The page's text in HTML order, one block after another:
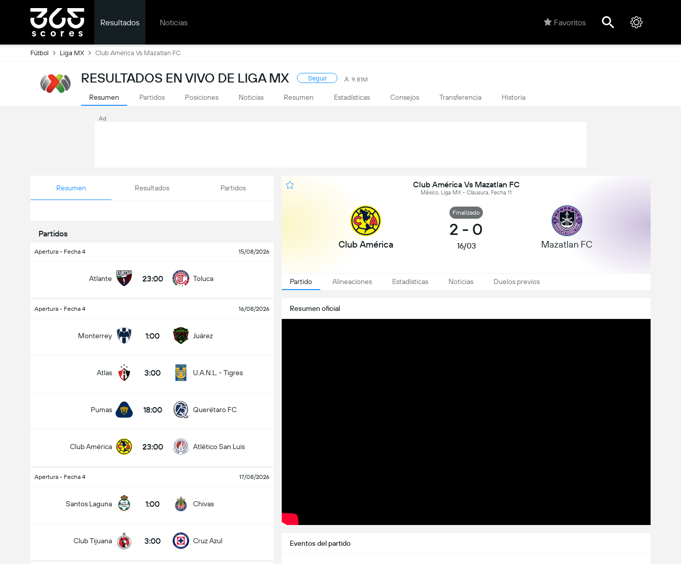
Resultados Noticias Favoritos
Fútbol Liga MX Club América Vs Mazatlan FC
RESULTADOS EN VIVO DE LIGA MX Seguir 9.81M
Resumen Partidos Posiciones Noticias Resumen Estadísticas Consejos Transferencia Historia
Ad
Resumen Resultados Partidos
Partidos
Apertura - Fecha 4 15/08/2026
Atlante 23:00 Toluca
Apertura - Fecha 4 16/08/2026
Monterrey 1:00 Juárez
Atlas 3:00 U.A.N.L. - Tigres
Pumas 18:00 Querétaro FC
Club América 23:00 Atlético San Luis
Apertura - Fecha 4 17/08/2026
Santos Laguna 1:00 Chivas
Club Tijuana 3:00 Cruz Azul
Club América Vs Mazatlan FC
México, Liga MX - Clausura, Fecha 11
Club América
Finalizado
2 - 0
16/03 Mazatlan FC
Partido Alineaciones Estadísticas Noticias Duelos previos
Resumen oficial
Eventos del partido